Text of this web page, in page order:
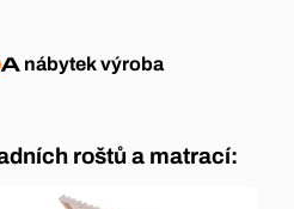
nábytekvýroba
roštů a matrací: